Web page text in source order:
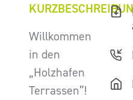
Willkommen
in den
„Holzhafen
Terrassen”!